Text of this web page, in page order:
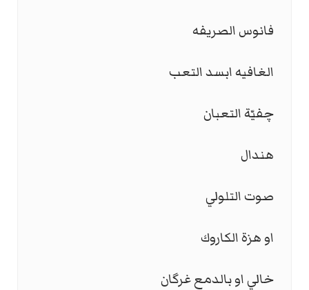
فانوس الصريفه
الغافيه ابسد التعب
چفيّة التعبان
هندال
صوت التلولي
او هزة الكاروك
خالي او بالدمع غرگان